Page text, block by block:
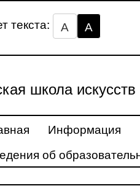
текста: А А
школа
Информация
об